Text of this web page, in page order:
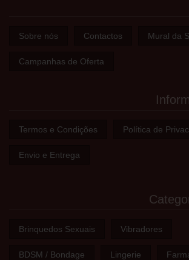
Sobre nós Contactos Mural da
Campanhas de Oferta
Termos e Condições Política de
Envio e Entrega
Brinquedos Sexuais Vibradores
BDSM / Bondage Lingerie